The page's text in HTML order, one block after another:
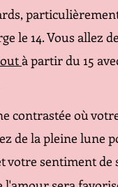
le 14. Vous allez
à partir du 15
contrastée où
de la pleine lune
votre sentiment de